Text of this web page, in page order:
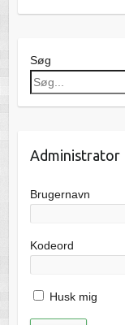
Søg
Administrator
Brugernavn
Kodeord
Husk mig